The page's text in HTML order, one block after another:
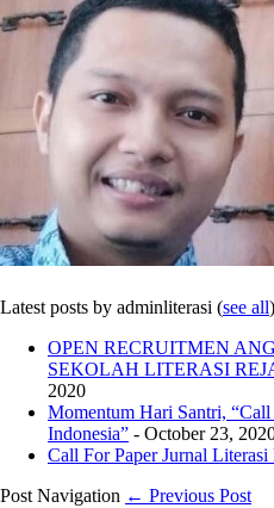
Latest posts by adminliterasi (see all)
OPEN RECRUITMEN
SEKOLAH LITERASI
2020
Momentum Hari Santri,
Indonesia” - October 23,
Call For Paper Jurnal
Post Navigation ← Previous Post